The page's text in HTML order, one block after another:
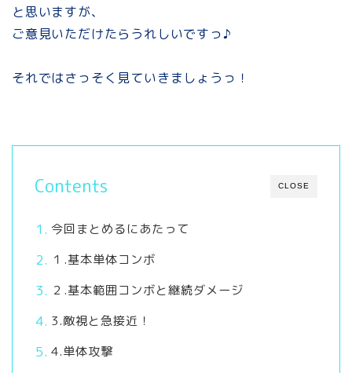
と思いますが、
ご意見いただけたらうれしいですっ♪
それではさっそく見ていきましょうっ！
CLOSE
Contents
今回まとめるにあたって
１.基本単体コンボ
２.基本範囲コンボと継続ダメージ
3.敵視と急接近！
4.単体攻撃